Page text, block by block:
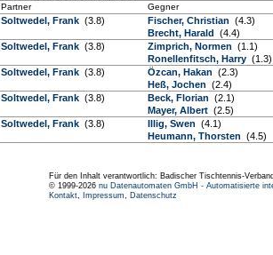
Partner Gegner
Soltwedel, Frank (3.8) Fischer, Christian (4.3)
Brecht, Harald (4.4)
Soltwedel, Frank (3.8) Zimprich, Normen (1.1)
Ronellenfitsch, Harry (1.3)
Soltwedel, Frank (3.8) Özcan, Hakan (2.3)
Heß, Jochen (2.4)
Soltwedel, Frank (3.8) Beck, Florian (2.1)
Mayer, Albert (2.5)
Soltwedel, Frank (3.8) Illig, Swen (4.1)
Heumann, Thorsten (4.5)
Für den Inhalt verantwortlich: Badischer Tischtennis-
© 1999-2026 nu Datenautomaten GmbH - Automatisierte
Kontakt, Impressum, Datenschutz